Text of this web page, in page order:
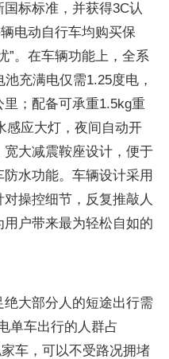
标标准，并获得3C认
电动自行车均购买保
”。在车辆功能上，全系
充满电仅需1.25度电，
；配备可承重1.5kg重
感应大灯，夜间自动开
大减震鞍座设计，便于
水功能。车辆设计采用
操控细节，反复推敲人
户带来最为轻松自如的
大部分人的短途出行需
单车出行的人群占
车，可以不受路况拥堵